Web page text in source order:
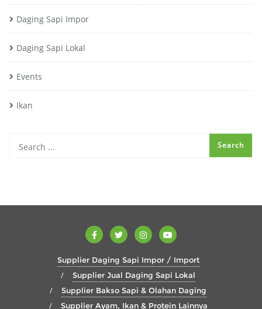
Daging Sapi Impor
Daging Sapi Lokal
Events
Ikan
Supplier Daging Sapi Impor / Import
Supplier Jual Daging Sapi Lokal
Supplier Bakso Sapi & Olahan Daging
Supplier Ayam, Ikan & Protein Lainnya